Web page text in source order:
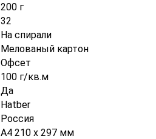
200 г
32
На спирали
Мелованый картон
Офсет
100 г/кв.м
Да
Hatber
Россия
А4 210 х 297 мм